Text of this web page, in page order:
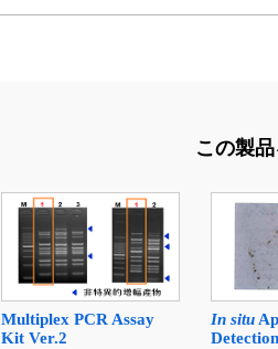
この製品
Multiplex PCR Assay
Kit Ver.2
In situ